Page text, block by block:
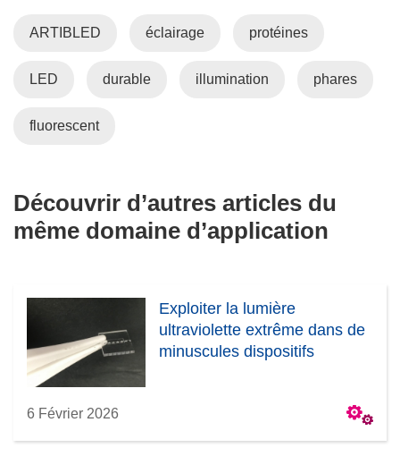
ARTIBLED éclairage protéines
LED durable illumination phares
fluorescent
Découvrir d’autres articles du
même domaine d’application
Exploiter la lumière
ultraviolette extrême dans de
minuscules dispositifs
6 Février 2026